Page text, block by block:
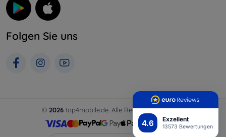
4.6 Exzellent
13573 Bewertungen
Folgen Sie uns
© 2026 top4mobile.de. Alle Rechte vorbehalten.